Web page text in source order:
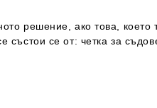
решение, ако това,
състои се от: четка за